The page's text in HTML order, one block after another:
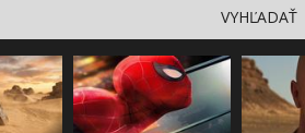
VYHĽADAŤ